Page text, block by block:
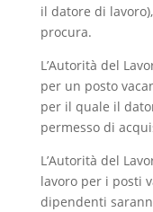
il datore di
procura.
L’Autorità del
per un posto
per il quale il
permesso di
L’Autorità del
lavoro per i posti
dipendenti